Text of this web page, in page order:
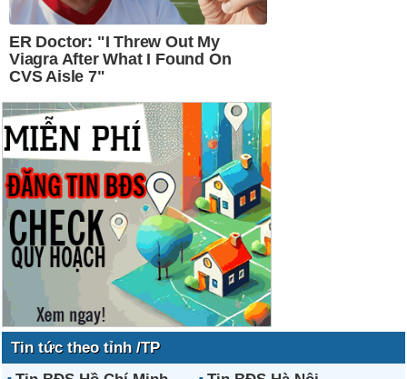
Tin tức theo tỉnh /TP